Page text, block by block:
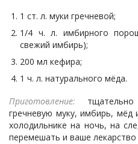
1 ст. л. муки гречневой;
1/4 ч. л. имбирного
свежий имбирь);
200 мл кефира;
1 ч. л. натурального мёда.
Приготовление:
гречневую муку, имбирь, мёд
холодильнике на ночь, на
перемешать и ваше